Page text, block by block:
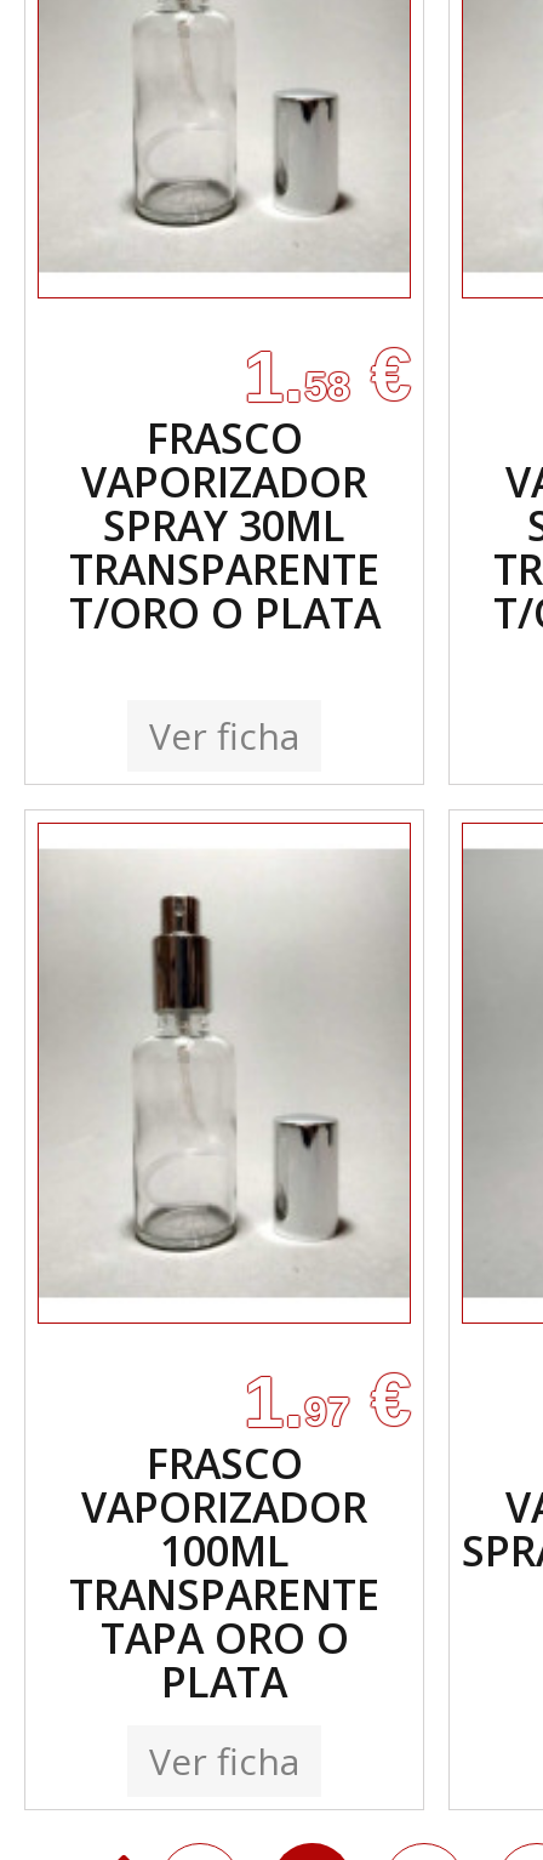
1.58 €
FRASCO
VAPORIZADOR
SPRAY 30ML
TRANSPARENTE
T/ORO O PLATA
Ver ficha
T/
1.97 €
FRASCO
VAPORIZADOR
100ML
TRANSPARENTE
TAPA ORO O
PLATA
Ver ficha